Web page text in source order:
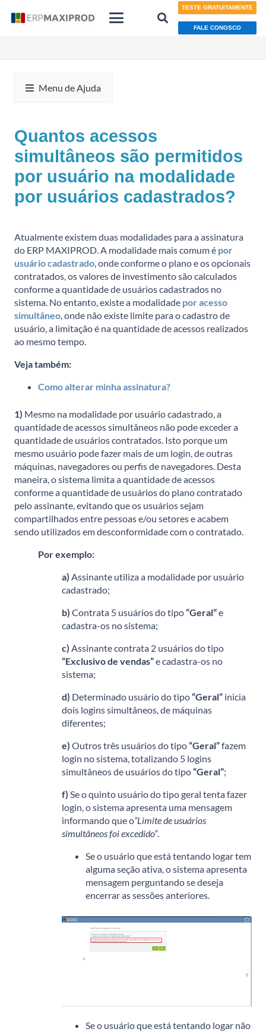
TESTE GRATUITAMENTE
FALE CONOSCO
Menu de Ajuda
Quantos acessos
simultâneos são permitidos
por usuário na modalidade
por usuários cadastrados?
Atualmente existem duas modalidades para a assinatura
do ERP MAXIPROD. A modalidade mais comum é por
usuário cadastrado , onde conforme o plano e os opcionais
contratados, os valores de investimento são calculados
conforme a quantidade de usuários cadastrados no
sistema. No entanto, existe a modalidade por acesso
simultâneo , onde não existe limite para o cadastro de
usuário, a limitação é na quantidade de acessos realizados
ao mesmo tempo.
Veja também:
Como alterar minha assinatura?
1) Mesmo na modalidade por usuário cadastrado, a
quantidade de acessos simultâneos não pode exceder a
quantidade de usuários contratados. Isto porque um
mesmo usuário pode fazer mais de um login, de outras
máquinas, navegadores ou perfis de navegadores. Desta
maneira, o sistema limita a quantidade de acessos
conforme a quantidade de usuários do plano contratado
pelo assinante, evitando que os usuários sejam
compartilhados entre pessoas e/ou setores e acabem
sendo utilizados em desconformidade com o contratado.
Por exemplo:
a) Assinante utiliza a modalidade por usuário
cadastrado;
b) Contrata 5 usuários do tipo“Geral”e
cadastra-os no sistema;
c) Assinante contrata 2 usuários do tipo
“Exclusivo de vendas”e cadastra-os no
sistema;
d) Determinado usuário do tipo“Geral” inicia
dois logins simultâneos, de máquinas
diferentes;
e) Outros três usuários do tipo“Geral”fazem
login no sistema, totalizando 5 logins
simultâneos de usuários do tipo“Geral”;
f) Se o quinto usuário do tipo geral tenta fazer
login, o sistema apresenta uma mensagem
informando que o“Limite de usuários
simultâneos foi excedido”.
Se o usuário que está tentando logar tem
alguma seção ativa, o sistema apresenta
mensagem perguntando se deseja
encerrar as sessões anteriores.
Se o usuário que está tentando logar não